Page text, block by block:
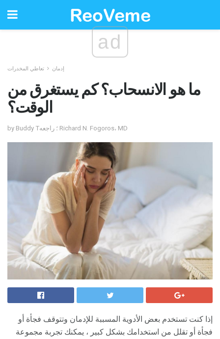
ad
إدمان تعاطي المخدرات
ما هو الانسحاب؟ كم يستغرق من
الوقت؟
by Buddy T؛ راجعه Richard N. Fogoros، MD
إذا كنت تستخدم بعض الأدوية المسببة للإدمان وتتوقف فجأة أو
فجأة أو تقلل من استخدامك بشكل كبير ، يمكنك تجربة مجموعة